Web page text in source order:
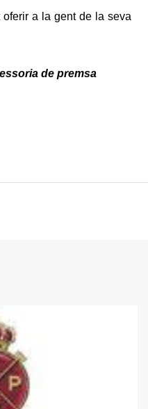
a la gent de la seva
de premsa